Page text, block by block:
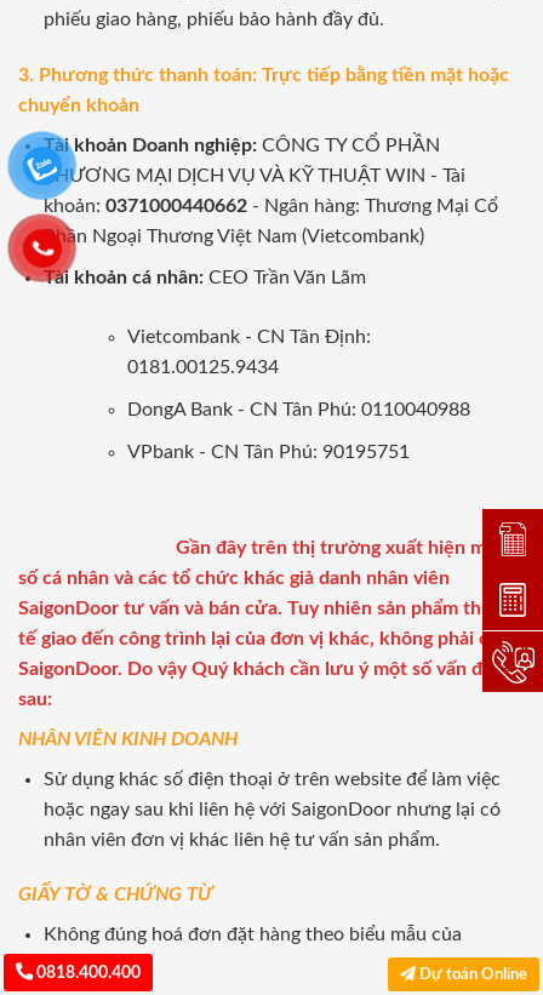
phiếu giao hàng, phiếu bảo hành đầy đủ.
3. Phương thức thanh toán: Trực tiếp bằng tiền mặt hoặc
chuyển khoản
Tài khoản Doanh nghiệp:CÔNG TY CỔ PHẦN
THƯƠNG MẠI DỊCH VỤ VÀ KỸ THUẬT WIN - Tài
khoản: 0371000440662- Ngân hàng: Thương Mại Cổ
Phần Ngoại Thương Việt Nam (Vietcombank)
Tài khoản cá nhân: CEO Trần Văn Lãm
Vietcombank - CN Tân Định:
0181.00125.9434
DongA Bank - CN Tân Phú: 0110040988
VPbank - CN Tân Phú: 90195751
Gần đây trên thị trường xuất hiện một
số cá nhân và các tổ chức khác giả danh nhân viên
SaigonDoor tư vấn và bán cửa. Tuy nhiên sản phẩm thực
tế giao đến công trình lại của đơn vị khác, không phải của
SaigonDoor. Do vậy Quý khách cần lưu ý một số vấn đề
sau:
NHÂN VIÊN KINH DOANH
Sử dụng khác số điện thoại ở trên website để làm việc
hoặc ngay sau khi liên hệ với SaigonDoor nhưng lại có
nhân viên đơn vị khác liên hệ tư vấn sản phẩm.
GIẤY TỜ & CHỨNG TỪ
Không đúng hoá đơn đặt hàng theo biểu mẫu của
SaigonDoor.
0818.400.400 Dự toán Online
Đặt
Dự